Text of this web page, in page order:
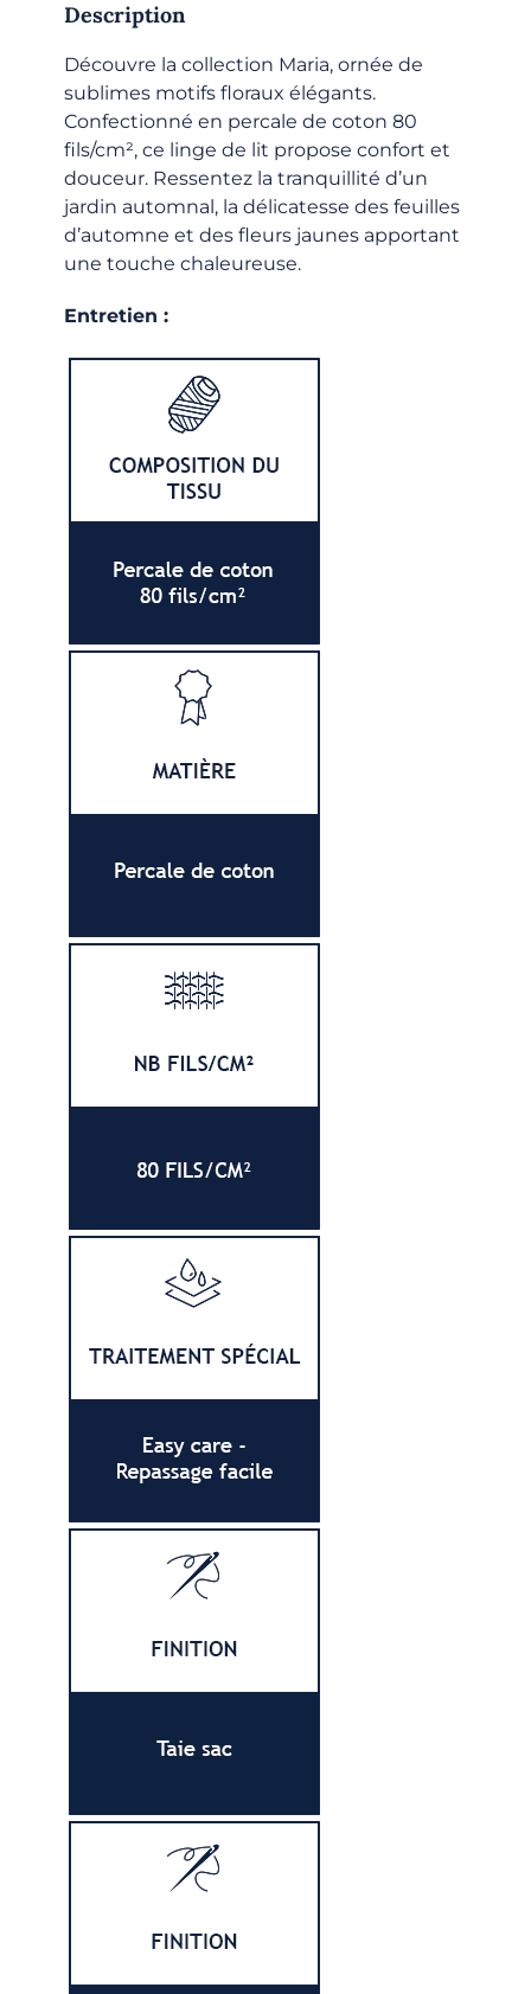
Description
Découvre la collection Maria, ornée de
sublimes motifs floraux élégants.
Confectionné en percale de coton 80
fils/cm², ce linge de lit propose confort et
douceur. Ressentez la tranquillité d’un
jardin automnal, la délicatesse des feuilles
d’automne et des fleurs jaunes apportant
une touche chaleureuse.
Entretien :